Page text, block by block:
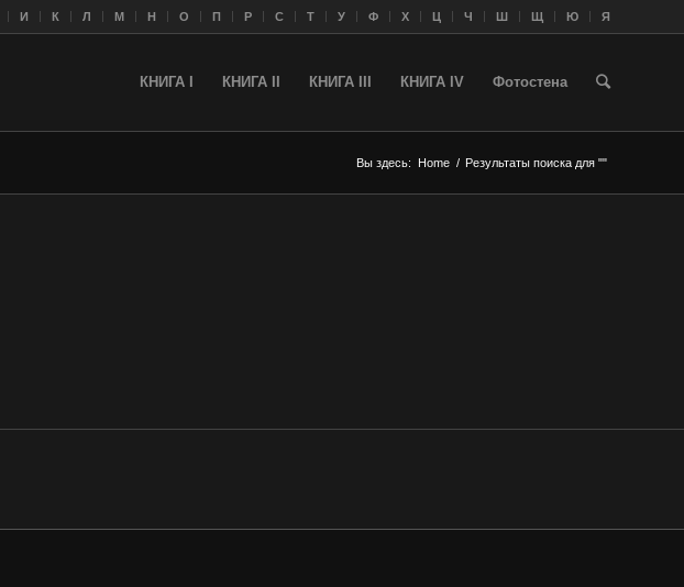
И К Л M Н О П Р С Т У Ф Х Ц Ч Ш Щ Ю Я
КНИГА I КНИГА II КНИГА III КНИГА IV Фотостена
Вы здесь: Home / Результаты поиска для ""